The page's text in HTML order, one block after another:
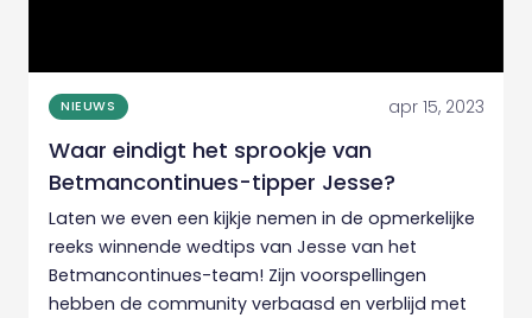
NIEUWS apr 15, 2023
Waar eindigt het sprookje van
Betmancontinues-tipper Jesse?
Laten we even een kijkje nemen in de opmerkelijke
reeks winnende wedtips van Jesse van het
Betmancontinues-team! Zijn voorspellingen
hebben de community verbaasd en verblijd met